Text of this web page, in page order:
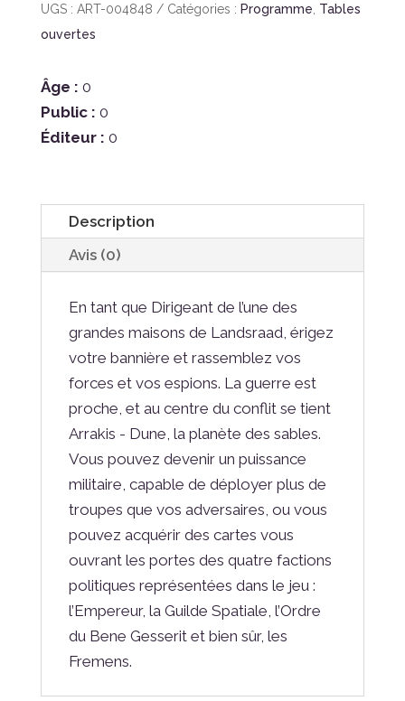
UGS : ART-004848 Catégories : Programme Tables
ouvertes
Âge : 0
Public : 0
Éditeur : 0
Description
Avis (0)
En tant que Dirigeant de l’une des
grandes maisons de Landsraad, érigez
votre bannière et rassemblez vos
forces et vos espions. La guerre est
proche, et au centre du conflit se tient
Arrakis - Dune, la planète des sables.
Vous pouvez devenir un puissance
militaire, capable de déployer plus de
troupes que vos adversaires, ou vous
pouvez acquérir des cartes vous
ouvrant les portes des quatre factions
politiques représentées dans le jeu :
l’Empereur, la Guilde Spatiale, l’Ordre
du Bene Gesserit et bien sûr, les
Fremens.